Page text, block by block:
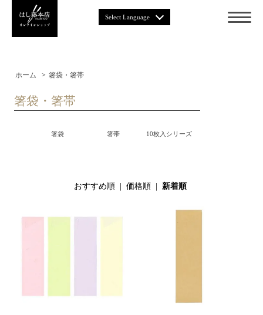
Select Language
ホーム > 箸袋・箸帯
箸袋・箸帯
箸袋 箸帯 10枚入シリーズ
おすすめ順| 価格順| 新着順